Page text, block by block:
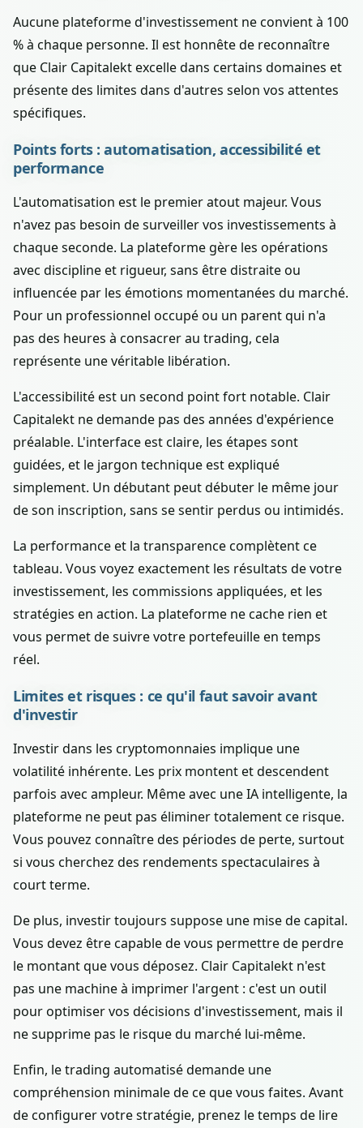
Aucune plateforme d'investissement ne convient à 100
% à chaque personne. Il est honnête de reconnaître
que Clair Capitalekt excelle dans certains domaines et
présente des limites dans d'autres selon vos attentes
spécifiques.
Points forts : automatisation, accessibilité et
performance
L'automatisation est le premier atout majeur. Vous
n'avez pas besoin de surveiller vos investissements à
chaque seconde. La plateforme gère les opérations
avec discipline et rigueur, sans être distraite ou
influencée par les émotions momentanées du marché.
Pour un professionnel occupé ou un parent qui n'a
pas des heures à consacrer au trading, cela
représente une véritable libération.
L'accessibilité est un second point fort notable. Clair
Capitalekt ne demande pas des années d'expérience
préalable. L'interface est claire, les étapes sont
guidées, et le jargon technique est expliqué
simplement. Un débutant peut débuter le même jour
de son inscription, sans se sentir perdus ou intimidés.
La performance et la transparence complètent ce
tableau. Vous voyez exactement les résultats de votre
investissement, les commissions appliquées, et les
stratégies en action. La plateforme ne cache rien et
vous permet de suivre votre portefeuille en temps
réel.
Limites et risques : ce qu'il faut savoir avant
d'investir
Investir dans les cryptomonnaies implique une
volatilité inhérente. Les prix montent et descendent
parfois avec ampleur. Même avec une IA intelligente, la
plateforme ne peut pas éliminer totalement ce risque.
Vous pouvez connaître des périodes de perte, surtout
si vous cherchez des rendements spectaculaires à
court terme.
De plus, investir toujours suppose une mise de capital.
Vous devez être capable de vous permettre de perdre
le montant que vous déposez. Clair Capitalekt n'est
pas une machine à imprimer l'argent : c'est un outil
pour optimiser vos décisions d'investissement, mais il
ne supprime pas le risque du marché lui-même.
Enfin, le trading automatisé demande une
compréhension minimale de ce que vous faites. Avant
de configurer votre stratégie, prenez le temps de lire